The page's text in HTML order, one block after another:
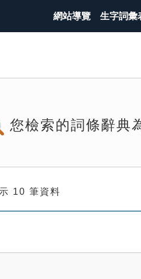
網站導覽 生字詞彙
您檢索的詞條辭典
10 筆資料